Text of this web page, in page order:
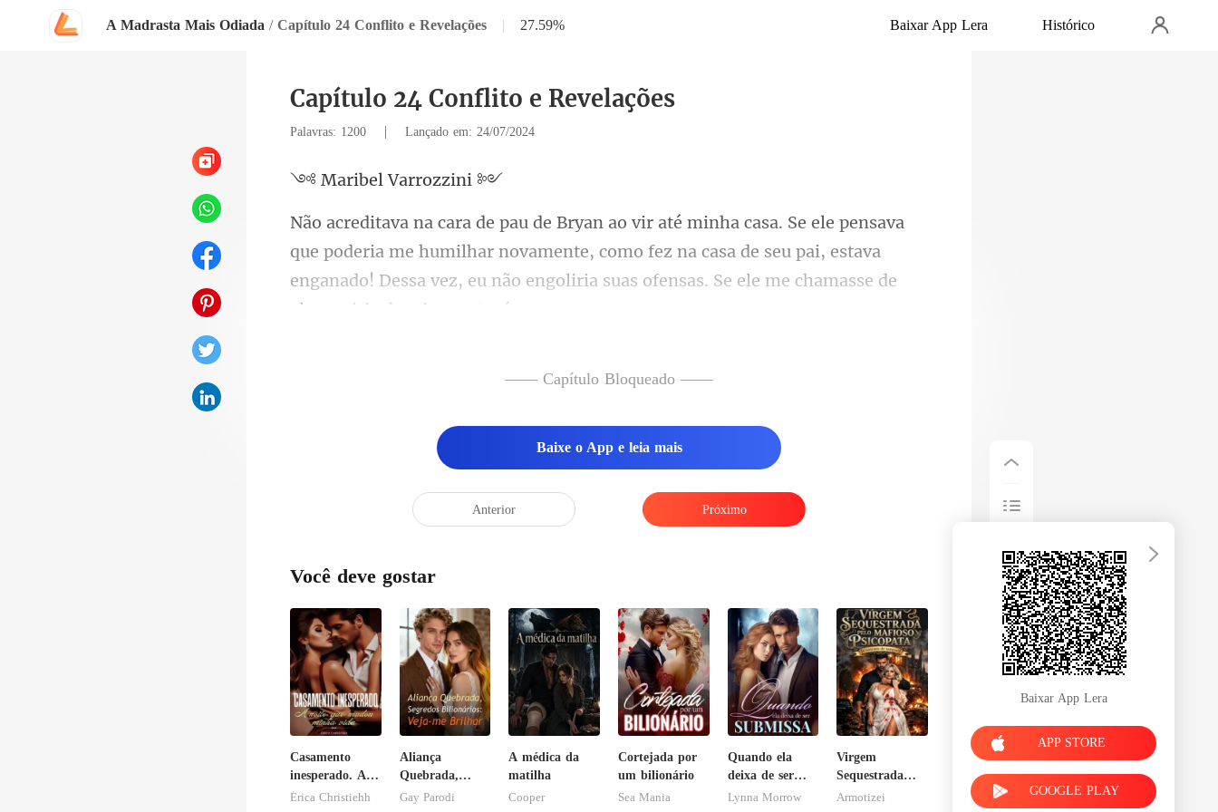
A Madrasta Mais Odiada / Capítulo 24 Conflito e Revelações | 27.59% Baixar App Lera Histórico
Capítulo 24 Conflito e Revelações
Palavras: 1200 | Lançado em: 24/07/2024
el Varr
eria me humilhar novamente, como fez na casa de seu pai, estava
enganado! Dessa vez,
—— Capítulo Bloqueado ——
Baixe o App e leia mais
Anterior Próximo
Você deve gostar
Casamento
inesperado. A
noite que
Érica Christiehh
Aliança
Quebrada,
Segredos
Gay Parodi
A médica da
matilha
Cooper
Cortejada por
um bilionário
Sea Mania
Quando ela
deixa de ser
submissa
Lynna Morrow
Virgem
Sequestrada
pelo Mafioso
Armotizei
Baixar App Lera
APP STORE
GOOGLE PLAY